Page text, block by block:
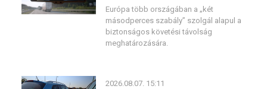
Európa több országában a „két
másodperces szabály” szolgál alapul a
biztonságos követési távolság
meghatározására.
2026.08.07. 15:11